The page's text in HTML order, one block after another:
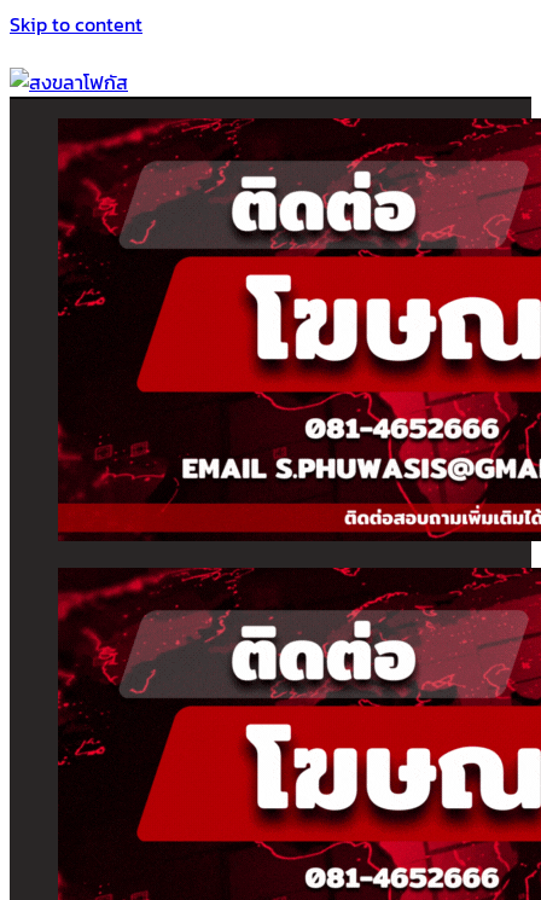
Skip to content
สงขลาโฟกัส
ติดตามข่าวสาร ภาคใต้ หาดใหญ่และสงขลา จากสำนักข่าวโฟกัส